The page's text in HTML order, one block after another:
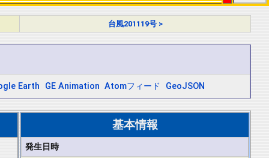
台風201119号 >
Earth GE Animation Atomフィード GeoJSON
基本情報
発生日時